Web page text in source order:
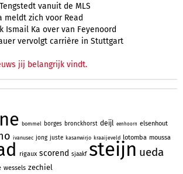
vanuit de MLS
meldt zich voor Read
Ismail Ka over van Feyenoord
vervolgt carrière in Stuttgart
jij belangrijk vindt.
bommel borges bronckhorst deijl eenhoorn elsenhout
ivanusec jong juste kasanwirjo kraaijeveld lotomba moussa
rigaux scorend sjaakf steijn ueda
wessels zechiel